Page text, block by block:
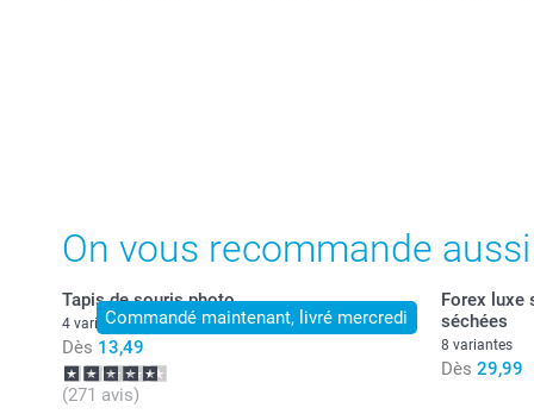
On vous recommande aussi
Commandé maintenant, livré mercredi
Tapis de souris photo
4 variantes
Dès 13,49
(271 avis)
Forex luxe
séchées
8 variantes
Dès 29,99